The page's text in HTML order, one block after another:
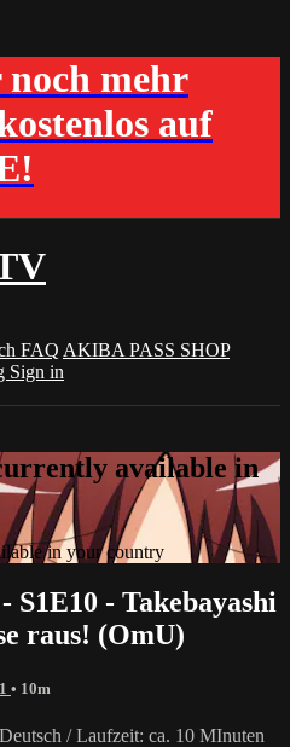
mehr
auf
FAQ AKIBA PASS SHOP
Sign in
available in
in your country
S1E10 - Takebayashi
raus! (OmU)
• 10m
/ Laufzeit: ca. 10 MInuten